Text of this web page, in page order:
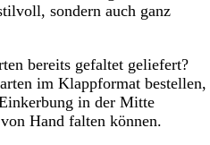
sondern auch ganz
bereits gefaltet geliefert?
im Klappformat bestellen,
in der Mitte
Hand falten können.